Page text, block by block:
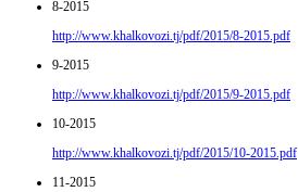
8-2015
http://www.khalkovozi.tj/pdf/2015/8-2015.pdf
9-2015
http://www.khalkovozi.tj/pdf/2015/9-2015.pdf
10-2015
http://www.khalkovozi.tj/pdf/2015/10-2015.pdf
11-2015